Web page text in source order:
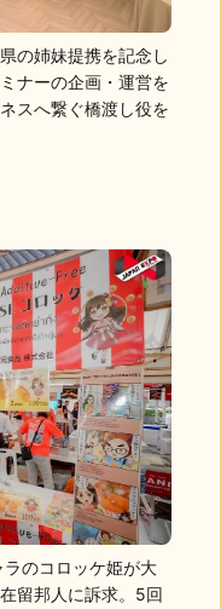
の姉妹提携を記念し
ナーの企画・運営を
スへ繋ぐ橋渡し役を
のコロッケ姫が大
留邦人に訴求。5回